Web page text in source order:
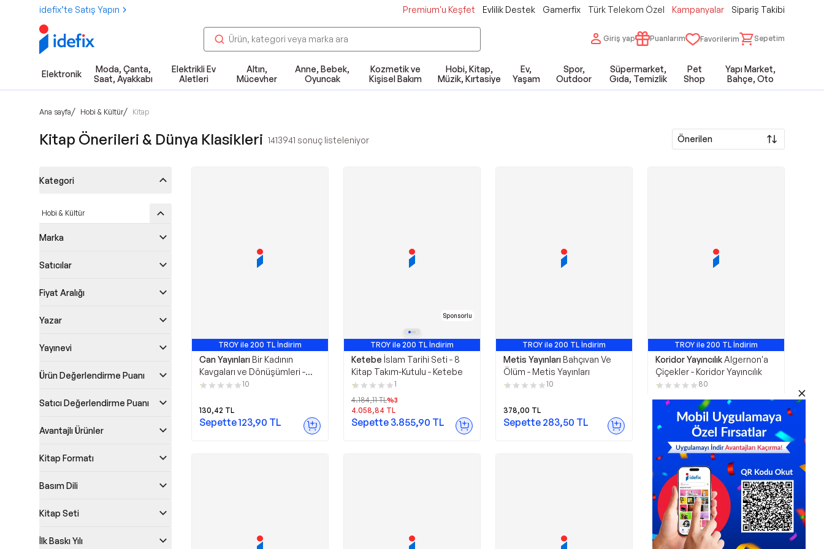
idefix’te Satış Yapın Premium'u Keşfet Evlilik Destek Gamerfix Türk Telekom Özel Kampanyalar Sipariş Takibi
Giriş yap Puanlarım Favorilerim Sepetim
Elektronik
Moda, Çanta,
Saat, Ayakkabı
Elektrikli Ev
Aletleri
Altın,
Mücevher
Anne, Bebek,
Oyuncak
Kozmetik ve
Kişisel Bakım
Hobi, Kitap,
Müzik, Kırtasiye
Ev,
Yaşam
Spor,
Outdoor
Süpermarket,
Gıda, Temizlik
Pet
Shop
Yapı Market,
Bahçe, Oto
Ana sayfa/ Hobi & Kültür/ Kitap
Kitap Önerileri & Dünya Klasikleri 1413941 sonuç listeleniyor Önerilen
Kategori
Hobi & Kültür
Marka
Satıcılar
Fiyat Aralığı
Yazar
Yayınevi
Ürün Değerlendirme Puanı
Satıcı Değerlendirme Puanı
Avantajlı Ürünler
Kitap Formatı
Basım Dili
Kitap Seti
İlk Baskı Yılı
TROY ile 200 TL İndirim
Can Yayınları Bir Kadının
Kavgaları ve Dönüşümleri -
Can Yayınları
10
130,42 TL
Sepette123,90 TL
Sponsorlu
TROY ile 200 TL İndirim
Ketebe İslam Tarihi Seti - 8
Kitap Takım-Kutulu - Ketebe
1
4.184,11TL%3
4.058,84 TL
Sepette 3.855,90 TL
TROY ile 200 TL İndirim
En Çok Satan 11. Ürün
Metis Yayınları Bahçıvan Ve
Ölüm - Metis Yayınları
10
378,00 TL
Sepette 283,50 TL
TROY ile 200 TL İndirim
En Çok Satan 17. Ürün
Koridor Yayıncılık Algernon'a
Çiçekler - Koridor Yayıncılık
80
362,88 TL
Sepette272,16TL